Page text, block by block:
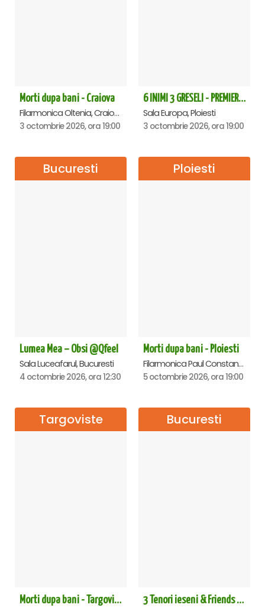
Morti dupa bani - Craiova
Filarmonica Oltenia, Craiova
3 octombrie 2026, ora 19:00
6 INIMI 3 GRESELI - PREMIERA - Ploiesti
Sala Europa, Ploiesti
3 octombrie 2026, ora 19:00
Bucuresti
Lumea Mea – Obsi @Qfeel
Sala Luceafarul, Bucuresti
4 octombrie 2026, ora 12:30
Ploiesti
Morti dupa bani - Ploiesti
Filarmonica Paul Constantinescu, Ploiesti
5 octombrie 2026, ora 19:00
Targoviste
Morti dupa bani - Targoviste
Bucuresti
3 Tenori ieseni & Friends - Sala Palatului